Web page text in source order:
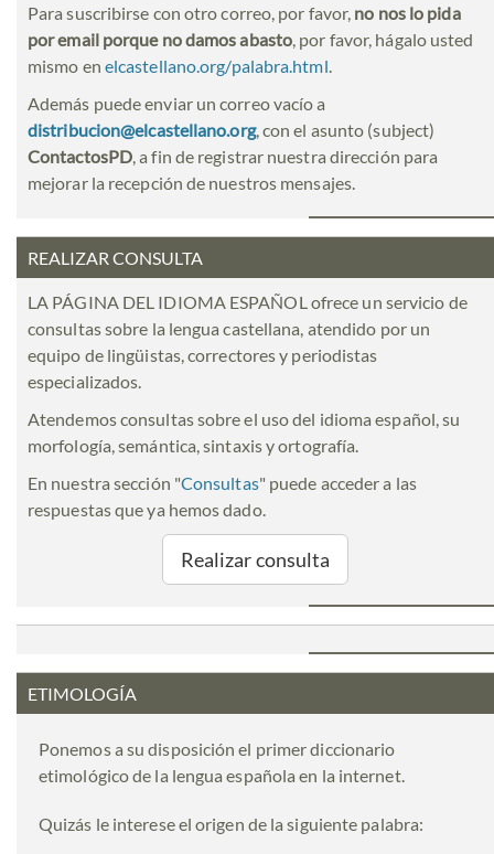
Para suscribirse con otro correo, por favor, no nos lo pida
por email porque no damos abasto, por favor, hágalo usted
mismo en elcastellano.org/palabra.html.
Además puede enviar un correo vacío a
distribucion@elcastellano.org, con el asunto (subject)
ContactosPD, a fin de registrar nuestra dirección para
mejorar la recepción de nuestros mensajes.
REALIZAR CONSULTA
LA PÁGINA DEL IDIOMA ESPAÑOL ofrece un servicio de
consultas sobre la lengua castellana, atendido por un
equipo de lingüistas, correctores y periodistas
especializados.
Atendemos consultas sobre el uso del idioma español, su
morfología, semántica, sintaxis y ortografía.
En nuestra sección "Consultas" puede acceder a las
respuestas que ya hemos dado.
Realizar consulta
ETIMOLOGÍA
Ponemos a su disposición el primer diccionario
etimológico de la lengua española en la internet.
Quizás le interese el origen de la siguiente palabra: